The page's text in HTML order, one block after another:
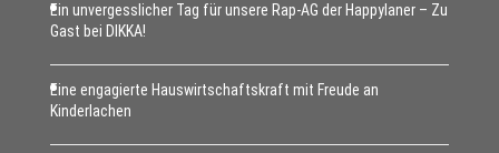
Ein unvergesslicher Tag für unsere Rap-AG der Happylaner – Zu
Gast bei DIKKA!
Eine engagierte Hauswirtschaftskraft mit Freude an
Kinderlachen